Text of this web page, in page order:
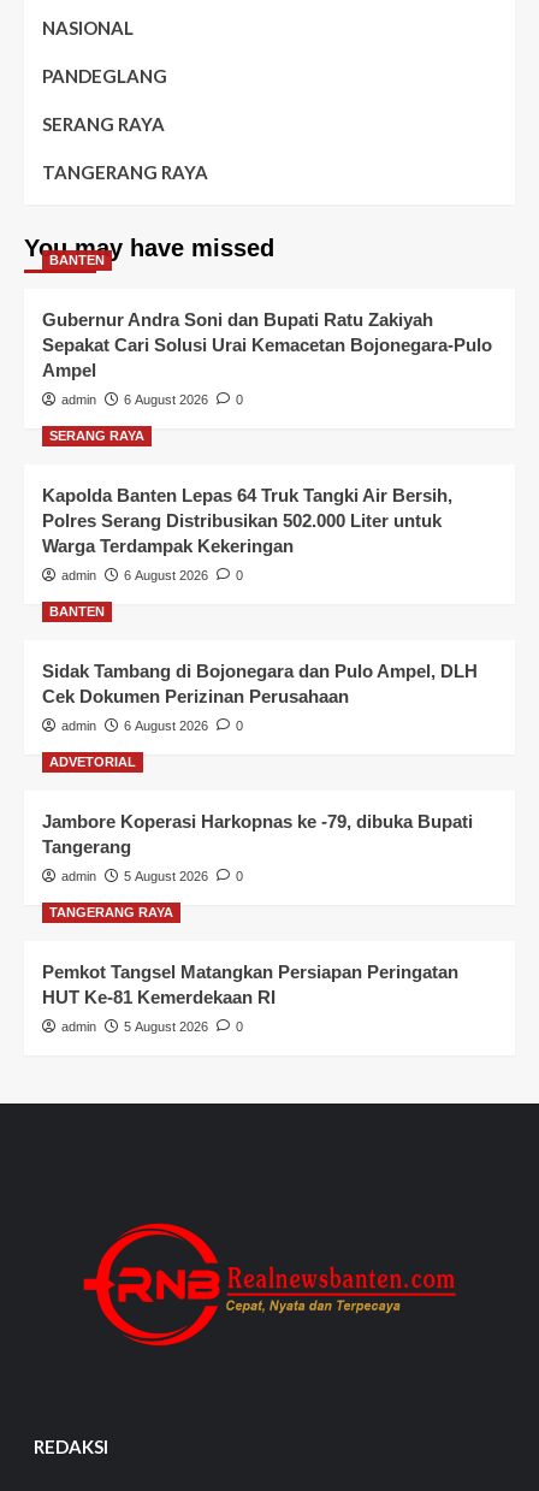
NASIONAL
PANDEGLANG
SERANG RAYA
TANGERANG RAYA
You may have missed
BANTEN
Gubernur Andra Soni dan Bupati Ratu Zakiyah
Sepakat Cari Solusi Urai Kemacetan Bojonegara-Pulo
Ampel
admin 6 August 2026 0
SERANG RAYA
Kapolda Banten Lepas 64 Truk Tangki Air Bersih,
Polres Serang Distribusikan 502.000 Liter untuk
Warga Terdampak Kekeringan
admin 6 August 2026 0
BANTEN
Sidak Tambang di Bojonegara dan Pulo Ampel, DLH
Cek Dokumen Perizinan Perusahaan
admin 6 August 2026 0
ADVETORIAL
Jambore Koperasi Harkopnas ke -79, dibuka Bupati
Tangerang
admin 5 August 2026 0
TANGERANG RAYA
Pemkot Tangsel Matangkan Persiapan Peringatan
HUT Ke-81 Kemerdekaan RI
admin 5 August 2026 0
REDAKSI